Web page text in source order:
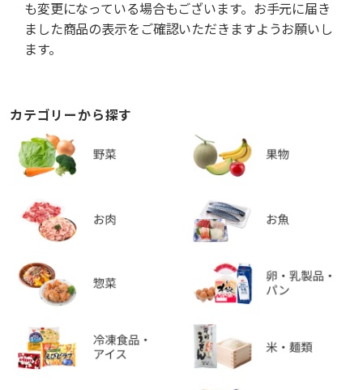
も変更になっている場合もございます。お手元に届き
ました商品の表示をご確認いただきますようお願いし
ます。
カテゴリーから探す